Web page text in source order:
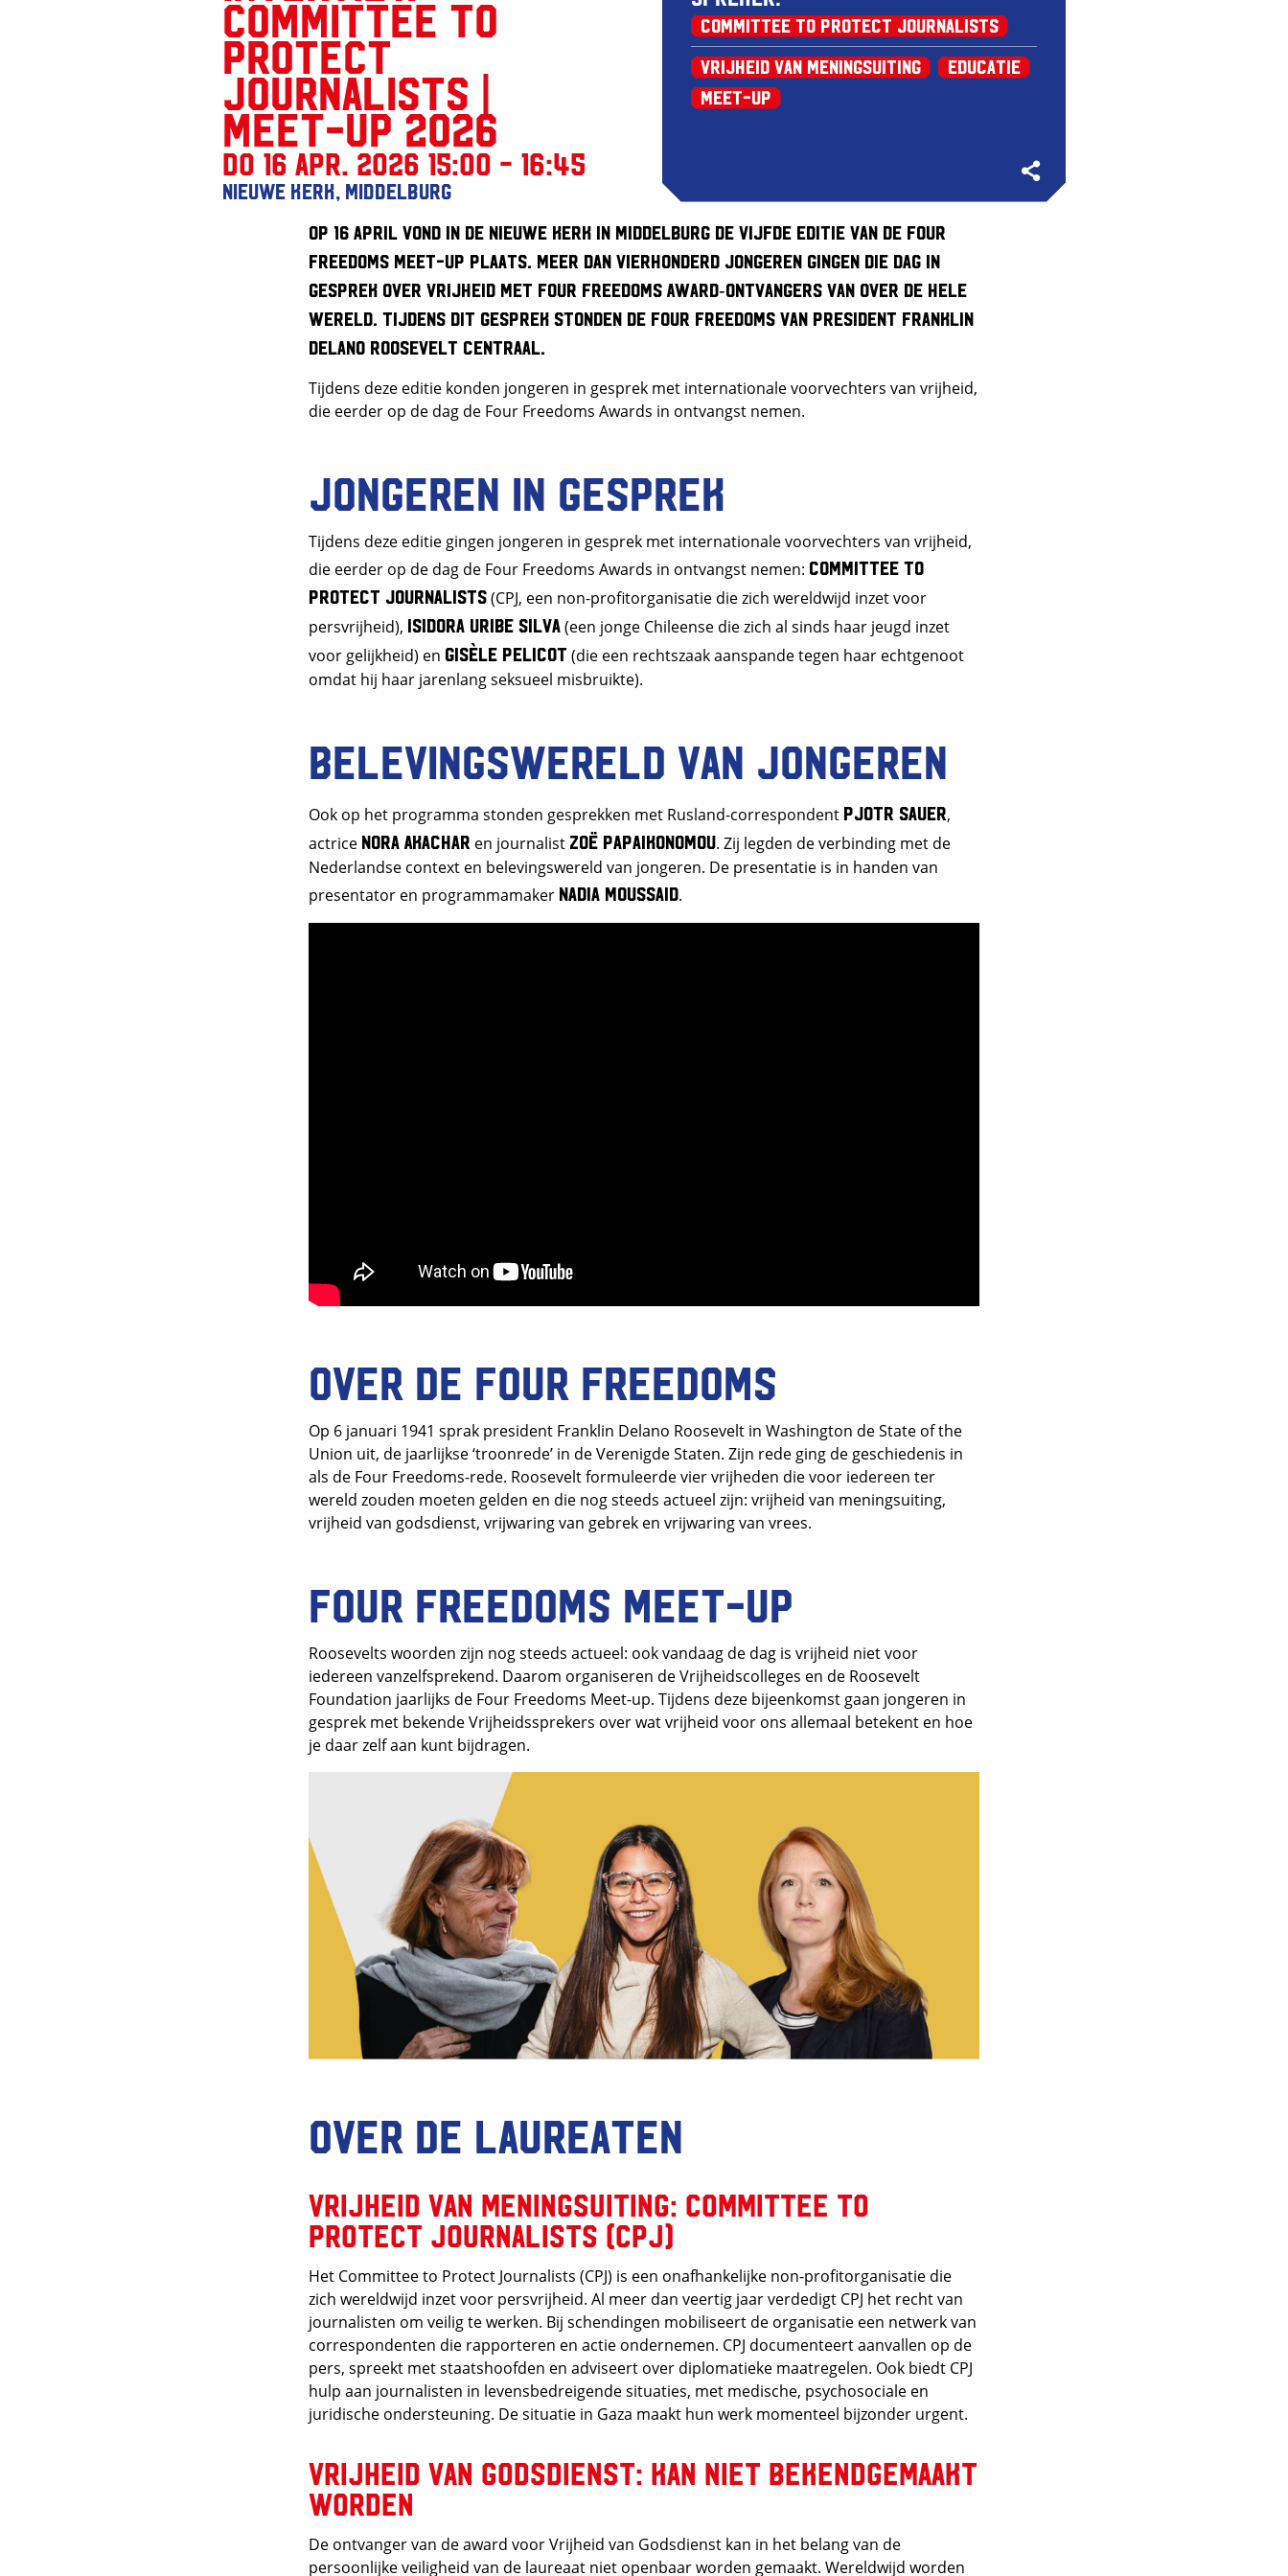
Committee to
Protect
Journalists |
Meet-up 2026
do 16 apr. 2026 15:00 - 16:45
Nieuwe Kerk, Middelburg
Committee to Protect Journalists
Vrijheid van Meningsuiting
Educatie
Meet-up
Op 16 april vond in de Nieuwe Kerk in Middelburg de vijfde editie van de Four
Freedoms Meet-up plaats. Meer dan vierhonderd jongeren gingen die dag in
gesprek over vrijheid met Four Freedoms Award‑ontvangers van over de hele
wereld. Tijdens dit gesprek stonden de Four Freedoms van president Franklin
Delano Roosevelt centraal.
Tijdens deze editie konden jongeren in gesprek met internationale voorvechters van vrijheid,
die eerder op de dag de Four Freedoms Awards in ontvangst nemen.
Jongeren in gesprek
Tijdens deze editie gingen jongeren in gesprek met internationale voorvechters van vrijheid,
die eerder op de dag de Four Freedoms Awards in ontvangst nemen: Committee to
Protect Journalists (CPJ, een non-profitorganisatie die zich wereldwijd inzet voor
persvrijheid), Isidora Uribe Silva (een jonge Chileense die zich al sinds haar jeugd inzet
voor gelijkheid) en Gisèle Pelicot (die een rechtszaak aanspande tegen haar echtgenoot
omdat hij haar jarenlang seksueel misbruikte).
Belevingswereld van jongeren
Ook op het programma stonden gesprekken met Rusland-correspondent Pjotr Sauer,
actrice Nora Akachar en journalist Zoë Papaikonomou. Zij legden de verbinding met de
Nederlandse context en belevingswereld van jongeren. De presentatie is in handen van
presentator en programmamaker Nadia Moussaid.
Over de Four Freedoms
Op 6 januari 1941 sprak president Franklin Delano Roosevelt in Washington de State of the
Union uit, de jaarlijkse ‘troonrede’ in de Verenigde Staten. Zijn rede ging de geschiedenis in
als de Four Freedoms-rede. Roosevelt formuleerde vier vrijheden die voor iedereen ter
wereld zouden moeten gelden en die nog steeds actueel zijn: vrijheid van meningsuiting,
vrijheid van godsdienst, vrijwaring van gebrek en vrijwaring van vrees.
Four Freedoms Meet-up
Roosevelts woorden zijn nog steeds actueel: ook vandaag de dag is vrijheid niet voor
iedereen vanzelfsprekend. Daarom organiseren de Vrijheidscolleges en de Roosevelt
Foundation jaarlijks de Four Freedoms Meet-up. Tijdens deze bijeenkomst gaan jongeren in
gesprek met bekende Vrijheidssprekers over wat vrijheid voor ons allemaal betekent en hoe
je daar zelf aan kunt bijdragen.
Over de laureaten
Vrijheid van meningsuiting: Committee to
Protect Journalists (CPJ)
Het Committee to Protect Journalists (CPJ) is een onafhankelijke non-profitorganisatie die
zich wereldwijd inzet voor persvrijheid. Al meer dan veertig jaar verdedigt CPJ het recht van
journalisten om veilig te werken. Bij schendingen mobiliseert de organisatie een netwerk van
correspondenten die rapporteren en actie ondernemen. CPJ documenteert aanvallen op de
pers, spreekt met staatshoofden en adviseert over diplomatieke maatregelen. Ook biedt CPJ
hulp aan journalisten in levensbedreigende situaties, met medische, psychosociale en
juridische ondersteuning. De situatie in Gaza maakt hun werk momenteel bijzonder urgent.
Vrijheid van godsdienst: kan niet bekendgemaakt
worden
De ontvanger van de award voor Vrijheid van Godsdienst kan in het belang van de
persoonlijke veiligheid van de laureaat niet openbaar worden gemaakt. Wereldwijd worden